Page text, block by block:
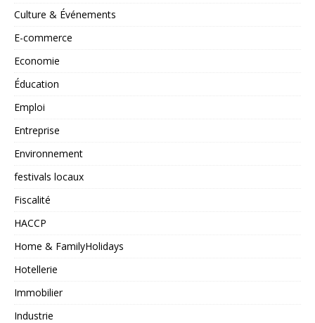
Culture & Événements
E-commerce
Economie
Éducation
Emploi
Entreprise
Environnement
festivals locaux
Fiscalité
HACCP
Home & FamilyHolidays
Hotellerie
Immobilier
Industrie